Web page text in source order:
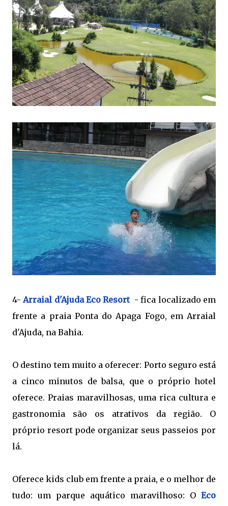
4-Arraial d'Ajuda Eco Resort - fica localizado em
frente a praia Ponta do Apaga Fogo, em Arraial
d'Ajuda, na Bahia.
O destino tem muito a oferecer: Porto seguro está
a cinco minutos de balsa, que o próprio hotel
oferece. Praias maravilhosas, uma rica cultura e
gastronomia são os atrativos da região. O
próprio resort pode organizar seus passeios por
lá.
Oferece kids club em frente a praia, e o melhor de
tudo: um parque aquático maravilhoso: O Eco